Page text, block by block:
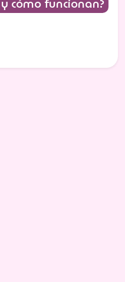
cómo funcionan?